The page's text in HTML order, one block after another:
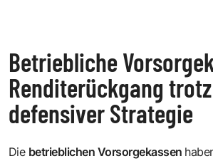
Betriebliche
Renditerückgang trotz
defensiver Strategie
Die betrieblichen Vorsorgekassen